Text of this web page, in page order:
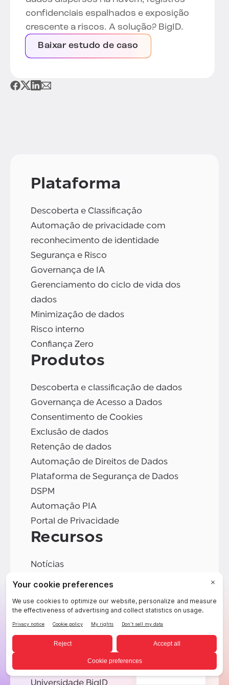
confidenciais espalhados e exposição
crescente a riscos. A solução? BigID.
Baixar estudo de caso
Plataforma
Descoberta e Classificação
Automação de privacidade com
reconhecimento de identidade
Segurança e Risco
Governança de IA
Gerenciamento do ciclo de vida dos
dados
Minimização de dados
Risco interno
Confiança Zero
Produtos
Descoberta e classificação de dados
Governança de Acesso a Dados
Consentimento de Cookies
Exclusão de dados
Retenção de dados
Automação de Direitos de Dados
Plataforma de Segurança de Dados
DSPM
Automação PIA
Portal de Privacidade
Recursos
Notícias
Eventos
Resumos de Soluções
Documentos técnicos
Blog
Centro de Solicitação de Propostas
Universidade BigID
Portuguese